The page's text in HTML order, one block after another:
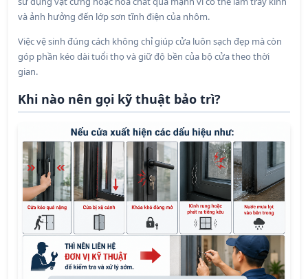
và ảnh hưởng đến lớp sơn tĩnh điện của nhôm.
Việc vệ sinh đúng cách không chỉ giúp cửa luôn sạch đẹp mà còn
góp phần kéo dài tuổi thọ và giữ độ bền của bộ cửa theo thời
gian.
Khi nào nên gọi kỹ thuật bảo trì?